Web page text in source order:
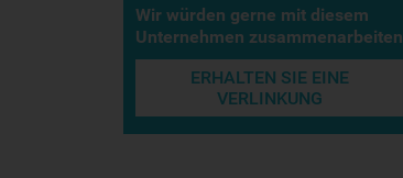
Wir würden gerne mit diesem
Unternehmen zusammenarbeiten
ERHALTEN SIE EINE
VERLINKUNG